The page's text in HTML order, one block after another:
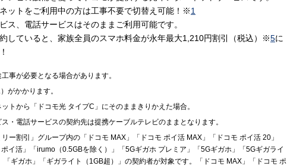
ットをご利用中の方は工事不要で切替え可能！※1
ス、電話サービスはそのままご利用可能です。
していると、家族全員のスマホ料金が永年最大1,210円割引（税込）※5に
事が必要となる場合があります。
がかかります。
トから「ドコモ光 タイプC」にそのままきりかえた場合。
・電話サービスの契約先は提携ケーブルテレビのままとなります。
ー割引」グループ内の「ドコモ MAX」「ドコモ ポイ活 MAX」「ドコモ ポイ活 20」
イ活」「irumo（0.5GBを除く）」「5Gギガホ プレミア」「5Gギガホ」「5Gギガライ
「ギガホ」「ギガライト（1GB超）」の契約者が対象です。「ドコモ MAX」「ドコモ ポ